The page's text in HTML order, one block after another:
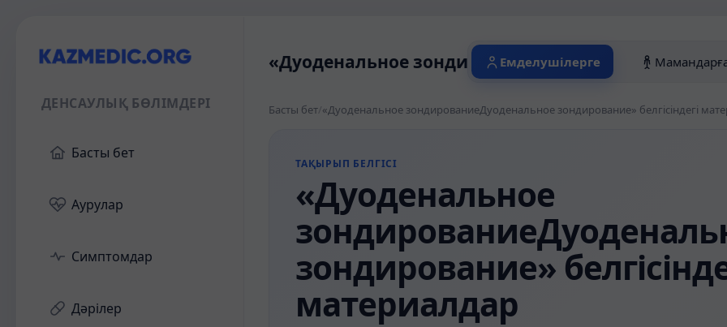
ДЕНСАУЛЫҚ БӨЛІМДЕРІ
Басты бет
Аурулар
Симптомдар
Дәрілер
«Дуоденальное зондированиеДуоденальное
Емделушілерге
Басты бет/«Дуоденальное зондированиеДуоденальное зондирование» белгісіндегі
ТАҚЫРЫП БЕЛГІСІ
«Дуоденальное
зондирование»
материалдар